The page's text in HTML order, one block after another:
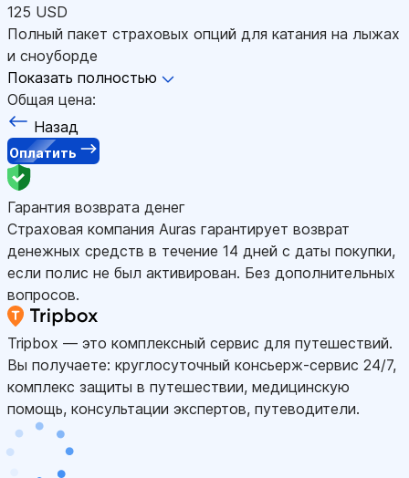
125 USD
Полный пакет страховых опций для катания на лыжах
и сноуборде
Показать полностью
Общая цена:
Назад
Оплатить
Гарантия возврата денег
Страховая компания Auras гарантирует возврат
денежных средств в течение 14 дней с даты покупки,
если полис не был активирован. Без дополнительных
вопросов.
Tripbox — это комплексный сервис для путешествий.
Вы получаете: круглосуточный консьерж-сервис 24/7,
комплекс защиты в путешествии, медицинскую
помощь, консультации экспертов, путеводители.